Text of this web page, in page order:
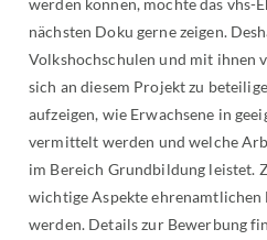
nächsten Doku gerne zeigen.
Volkshochschulen und mit ihnen
sich an diesem Projekt zu
aufzeigen, wie Erwachsene in
vermittelt werden und welche
im Bereich Grundbildung leistet.
wichtige Aspekte ehrenamtlichen
werden. Details zur Bewerbung